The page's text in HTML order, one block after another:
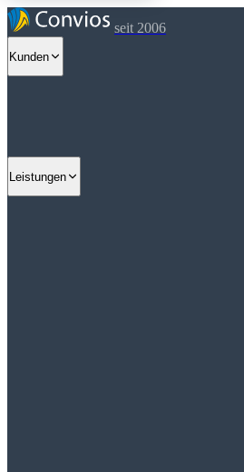
seit 2006
Kunden
Leistungen